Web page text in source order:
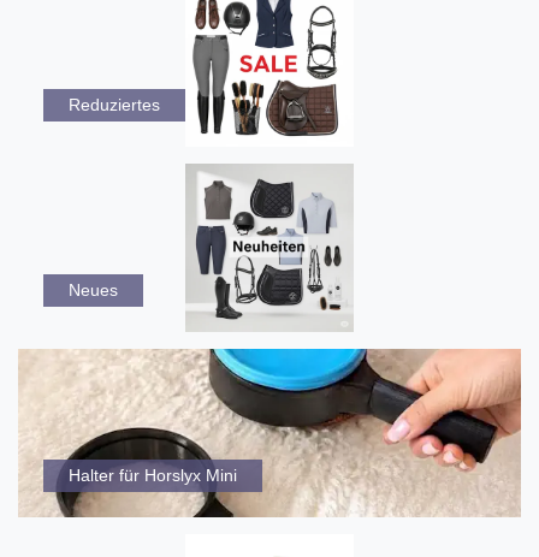
Reduziertes
Neues
Halter für Horslyx Mini